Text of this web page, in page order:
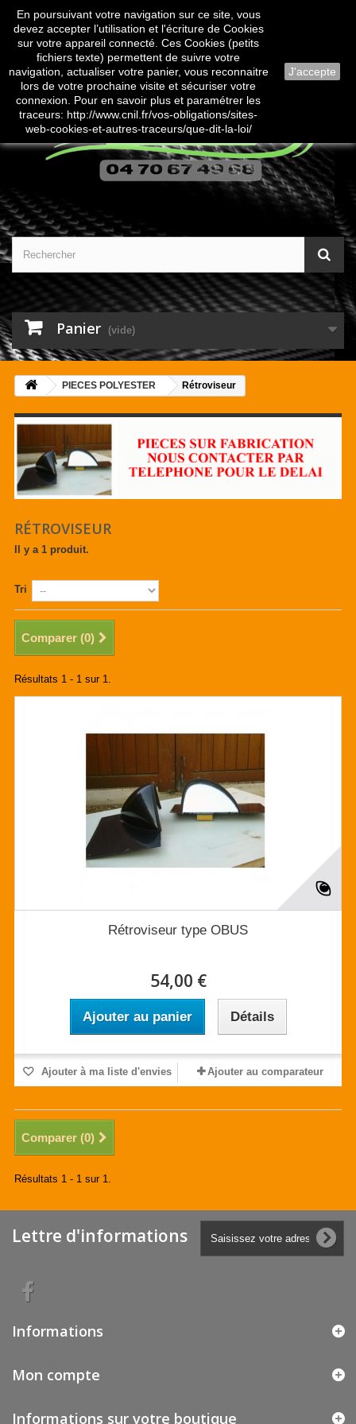
Contactez-nous
Panier (vide)
PIECES POLYESTER Rétroviseur
RÉTROVISEUR
Il y a 1 produit.
Tri
Comparer (0)
Résultats 1 - 1 sur 1.
Rétroviseur type OBUS
54,00 €
Ajouter au panier Détails
Ajouter à ma liste d'envies Ajouter au comparateur
Comparer (0)
Résultats 1 - 1 sur 1.
Lettre d'informations
Informations
Mon compte
Informations sur votre boutique
En poursuivant votre navigation sur ce site, vous
devez accepter l’utilisation et l'écriture de Cookies
sur votre appareil connecté. Ces Cookies (petits
fichiers texte) permettent de suivre votre
navigation, actualiser votre panier, vous reconnaitre
lors de votre prochaine visite et sécuriser votre
connexion. Pour en savoir plus et paramétrer les
traceurs: http://www.cnil.fr/vos-obligations/sites-
web-cookies-et-autres-traceurs/que-dit-la-loi/
J'accepte